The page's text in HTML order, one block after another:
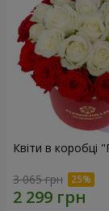
Квіти в коробці
3 065 грн